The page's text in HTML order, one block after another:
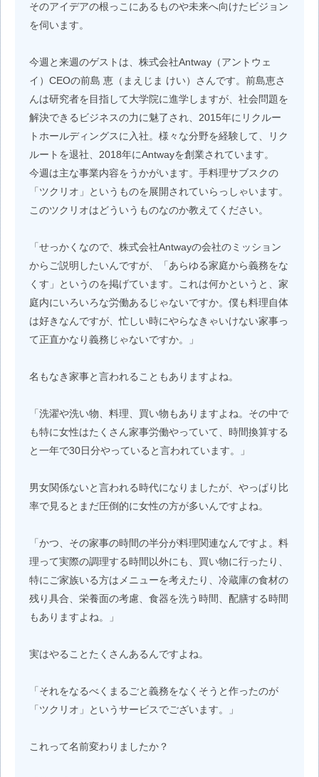
そのアイデアの根っこにあるものや未来へ向けたビジョン
を伺います。
今週と来週のゲストは、株式会社Antway（アントウェ
イ）CEOの前島 恵（まえじま けい）さんです。前島恵さ
んは研究者を目指して大学院に進学しますが、社会問題を
解決できるビジネスの力に魅了され、2015年にリクルー
トホールディングスに入社。様々な分野を経験して、リク
ルートを退社、2018年にAntwayを創業されています。
今週は主な事業内容をうかがいます。手料理サブスクの
「ツクリオ」というものを展開されていらっしゃいます。
このツクリオはどういうものなのか教えてください。
「せっかくなので、株式会社Antwayの会社のミッション
からご説明したいんですが、「あらゆる家庭から義務をな
くす」というのを掲げています。これは何かというと、家
庭内にいろいろな労働あるじゃないですか。僕も料理自体
は好きなんですが、忙しい時にやらなきゃいけない家事っ
て正直かなり義務じゃないですか。」
名もなき家事と言われることもありますよね。
「洗濯や洗い物、料理、買い物もありますよね。その中で
も特に女性はたくさん家事労働やっていて、時間換算する
と一年で30日分やっていると言われています。」
男女関係ないと言われる時代になりましたが、やっぱり比
率で見るとまだ圧倒的に女性の方が多いんですよね。
「かつ、その家事の時間の半分が料理関連なんですよ。料
理って実際の調理する時間以外にも、買い物に行ったり、
特にご家族いる方はメニューを考えたり、冷蔵庫の食材の
残り具合、栄養面の考慮、食器を洗う時間、配膳する時間
もありますよね。」
実はやることたくさんあるんですよね。
「それをなるべくまるごと義務をなくそうと作ったのが
「ツクリオ」というサービスでございます。」
これって名前変わりましたか？